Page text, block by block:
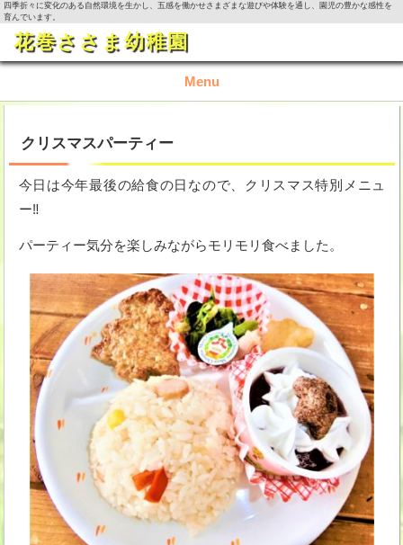
四季折々に変化のある自然環境を生かし、五感を働かせさまざまな遊びや体験を通し、園児の豊かな感性を
育んでいます。
花巻ささま幼稚園
Menu
園の概要
園の生活
今月の活動
クリスマスパーティー
今日は今年最後の給食の日なので、クリスマス特別メニュ
ー‼
パーティー気分を楽しみながらモリモリ食べました。